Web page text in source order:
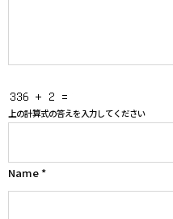
上の計算式の答えを入力してください
Name*